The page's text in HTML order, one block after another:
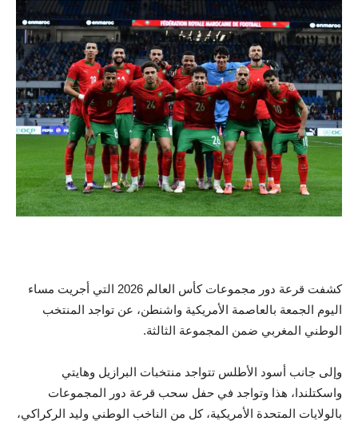
كشفت قرعة دور مجموعات كأس العالم 2026 التي أجريت مساء
اليوم الجمعة بالعاصمة الأمريكية واشنطن، عن تواجد المنتخب
الوطني المغربي ضمن المجموعة الثالثة.
وإلى جانب أسود الأطلس تتواجد منتخبات البرازيل وهايتي
واسكتلندا، هذا وتواجد في حفل سحب قرعة دور المجموعات
بالولايات المتحدة الأمريكية، كل من الناخب الوطني وليد الركراكي،